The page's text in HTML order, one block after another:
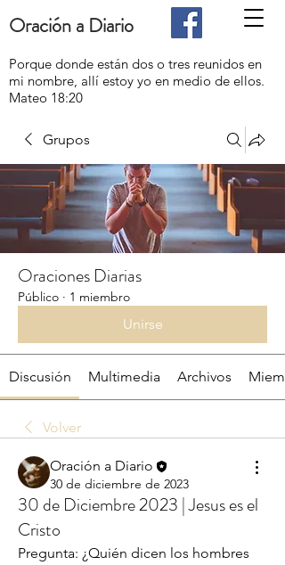
Oración a Diario
Porque donde están dos o tres reunidos en
mi nombre, allí estoy yo en medio de ellos.
Mateo 18:20
Grupos
Oraciones Diarias
Público · 1 miembro
Unirse
Discusión Multimedia Archivos
Volver
Oración a Diario
30 de diciembre de 2023
30 de Diciembre 2023 | Jesus es el
Cristo
Pregunta: ¿Quién dicen los hombres